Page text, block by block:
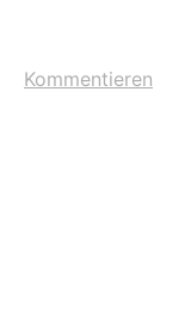
Kommentieren